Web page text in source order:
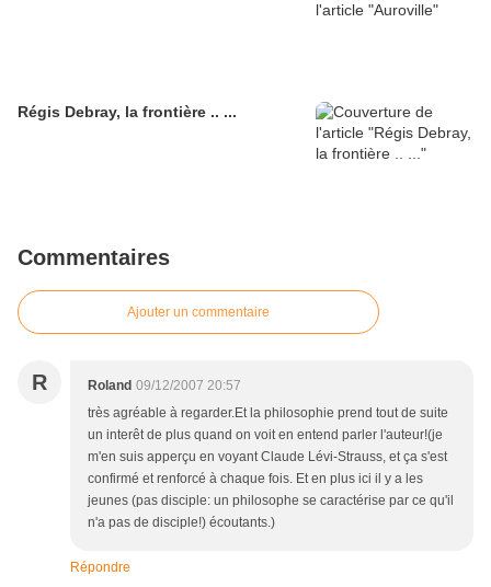
Régis Debray, la frontière .. ...
Commentaires
Ajouter un commentaire
R Roland 09/12/2007 20:57
très agréable à regarder.Et la philosophie prend tout de suite
un interêt de plus quand on voit en entend parler l'auteur!(je
m'en suis apperçu en voyant Claude Lévi-Strauss, et ça s'est
confirmé et renforcé à chaque fois. Et en plus ici il y a les
jeunes (pas disciple: un philosophe se caractérise par ce qu'il
n'a pas de disciple!) écoutants.)
Répondre